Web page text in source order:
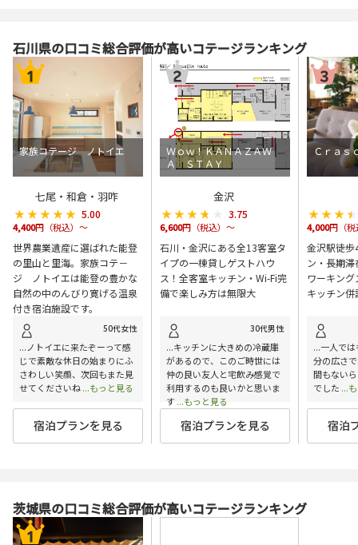
石川県の口コミ総合評価が高いコテージランキング
家族コテージ ノトイエ
七尾・和倉・羽咋
★★★★★
★★★★★ 5.00
4,400円（税込）～
世界農業遺産に選ばれた能登
の里山と里海。家族コテ－
ジ ノトイエは能登の豊かな
自然の中のんびり寛げる温泉
付き宿泊施設です。
50代女性
...ノトイエに来たぞーって感
じで素敵な休日の始まりにふ
さわしい笑顔、次回もまた見
せてくださいね...もっと見る
宿泊プランを見る
Ｗｏｗ！ＫＡＮＡＺＡＷ
Ａ ＳＴＡＹ
金沢
★★★★★
★★★★★ 3.75
6,600円（税込）～
石川・金沢にある全13客室タ
イプの一棟貸しゲストハウ
ス！全客室キッチン・Wi-Fi完
備で楽しみ方は無限大
30代男性
...キッチンに大きめの冷蔵庫
があるので、このご時世には
仲の良い友人と宅飲み感覚で
利用するのも良いかと思いま
す...もっと見る
宿泊プランを見る
Ｃｒａ
4,000円（
金沢駅徒
ン・長期
ワーキン
キッチン
...一人で
分の広さ
間もない
でした ...
宿泊
茨城県の口コミ総合評価が高いコテージランキング